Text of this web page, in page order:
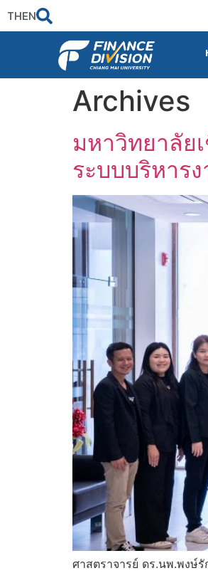
THEN
Archives
มหาวิทยาลัย
ระบบบริหาร
ศาสตราจารย์ ดร.นพ.พงษ์